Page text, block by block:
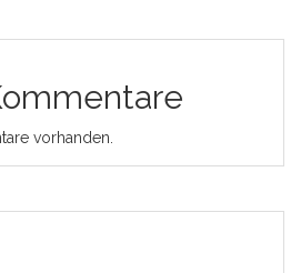
vorhanden.